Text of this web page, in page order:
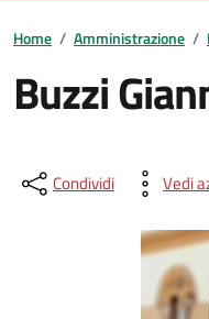
Home / Amministrazione /
Buzzi
Condividi Vedi